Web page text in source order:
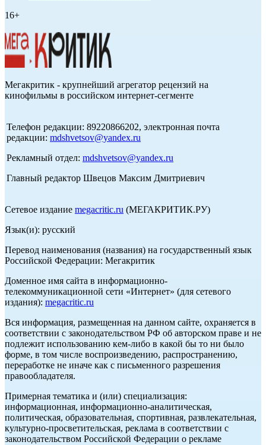
16+
Мегакритик - крупнейший агрегатор рецензий на
кинофильмы в российском интернет-сегменте
Телефон редакции: 89220866202, электронная почта
редакции: mdshvetsov@yandex.ru
Рекламный отдел: mdshvetsov@yandex.ru
Главный редактор Швецов Максим Дмитриевич
Сетевое издание megacritic.ru (МЕГАКРИТИК.РУ)
Язык(и): русский
Перевод наименования (названия) на государственный язык
Российской Федерации: Мегакритик
Доменное имя сайта в информационно-
телекоммуникационной сети «Интернет» (для сетевого
издания): megacritic.ru
Вся информация, размещенная на данном сайте, охраняется в
соответствии с законодательством РФ об авторском праве и не
подлежит использованию кем-либо в какой бы то ни было
форме, в том числе воспроизведению, распространению,
переработке не иначе как с письменного разрешения
правообладателя.
Примерная тематика и (или) специализация:
информационная, информационно-аналитическая,
политическая, образовательная, спортивная, развлекательная,
культурно-просветительская, реклама в соответствии с
законодательством Российской Федерации о рекламе